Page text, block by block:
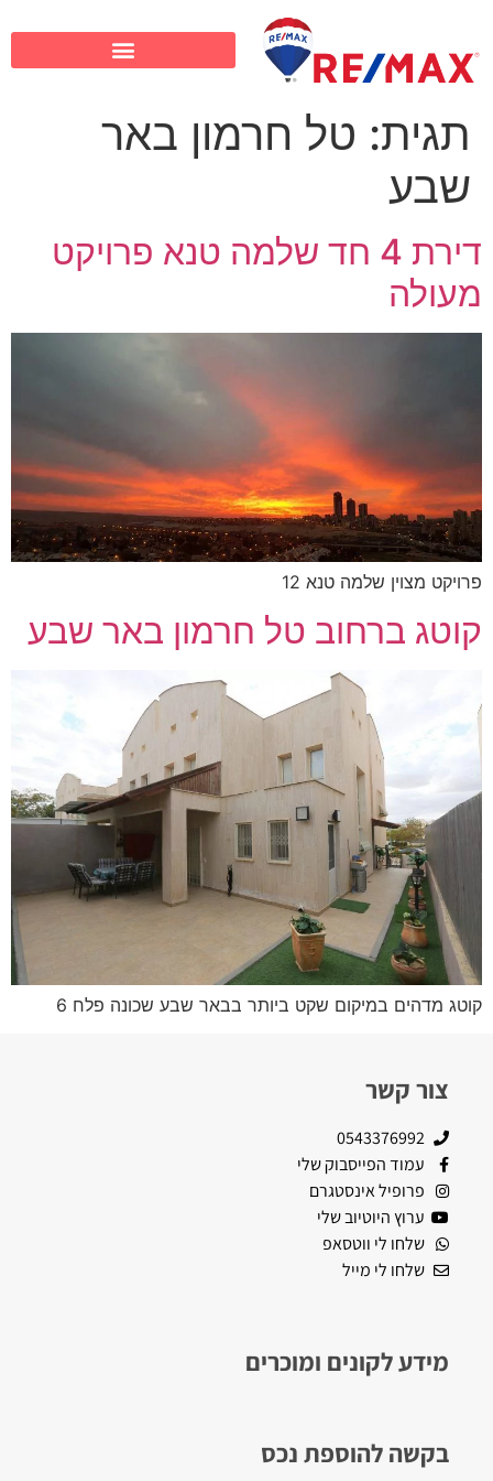
תגית: טל חרמון באר
שבע
דירת 4 חד שלמה טנא פרויקט
מעולה
פרויקט מצוין שלמה טנא 12
קוטג ברחוב טל חרמון באר שבע
קוטג מדהים במיקום שקט ביותר בבאר שבע שכונה פלח 6
צור קשר
0543376992
עמוד הפייסבוק שלי
פרופיל אינסטגרם
ערוץ היוטיוב שלי
שלחו לי ווטסאפ
שלחו לי מייל
מידע לקונים ומוכרים
בקשה להוספת נכס